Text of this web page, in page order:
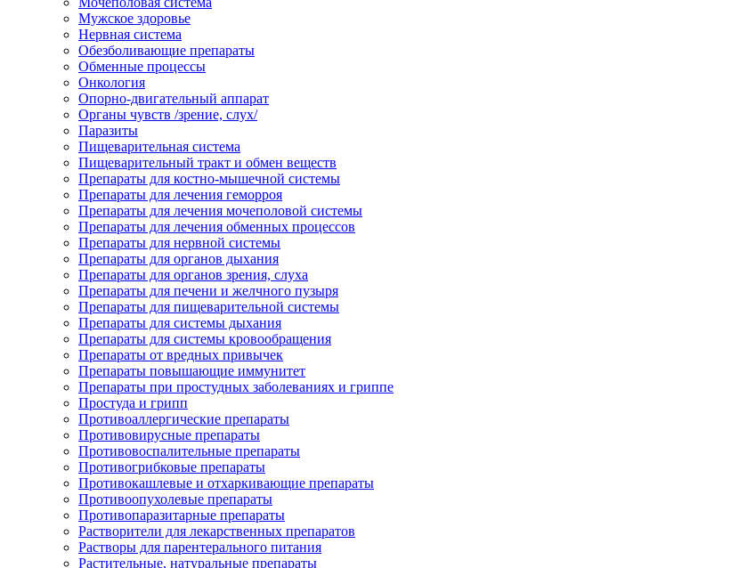
Мужское здоровье
Нервная система
Обезболивающие препараты
Обменные процессы
Онкология
Опорно-двигательный аппарат
Органы чувств /зрение, слух/
Паразиты
Пищеварительная система
Пищеварительный тракт и обмен веществ
Препараты для костно-мышечной системы
Препараты для лечения геморроя
Препараты для лечения мочеполовой системы
Препараты для лечения обменных процессов
Препараты для нервной системы
Препараты для органов дыхания
Препараты для органов зрения, слуха
Препараты для печени и желчного пузыря
Препараты для пищеварительной системы
Препараты для системы дыхания
Препараты для системы кровообращения
Препараты от вредных привычек
Препараты повышающие иммунитет
Препараты при простудных заболеваниях и гриппе
Простуда и грипп
Противоаллергические препараты
Противовирусные препараты
Противовоспалительные препараты
Противогрибковые препараты
Противокашлевые и отхаркивающие препараты
Противоопухолевые препараты
Противопаразитарные препараты
Растворители для лекарственных препаратов
Растворы для парентерального питания
Растительные, натуральные препараты